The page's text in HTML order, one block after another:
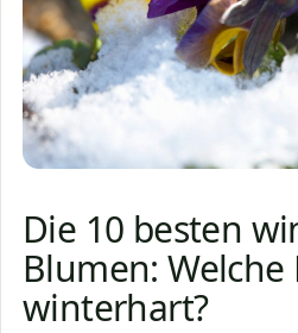
Die 10 besten
Blumen:
winterhart?